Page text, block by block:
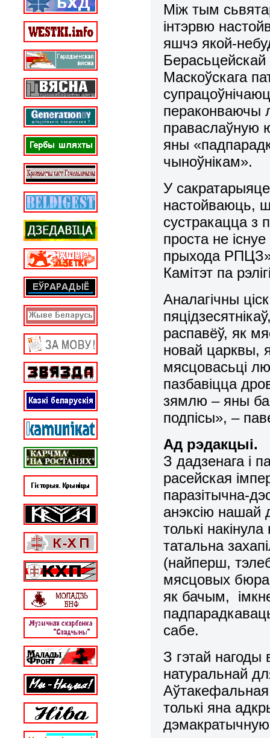
Між тым
інтэрвю
яшчэ якой-
Берасьцейскай
Маскоўскага
пераконваючы
праваслаўную
яны
чыноўнікам».
У
настойваюць,
сустракацца з
проста не
прыхода
Камітэт па
Аналагічны
распавёў, як
новай царквы,
мясцовасьці
пазбавіцца
зямлю – яны
подпісы», –
Ад рэдакцыі.
З дадзенага і
расейская
паразітычна-
анэксію нашай
толькі
татальна
(найперш,
мясцовых
як бачым,
сабе.
З гэтай
натуральнай
толькі яна